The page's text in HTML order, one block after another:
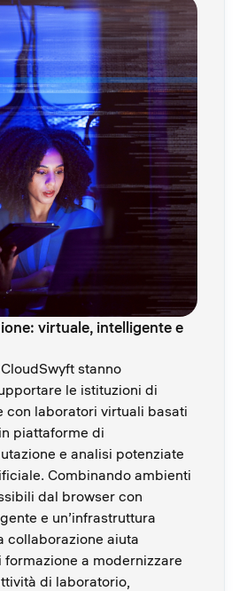
virtuale, intelligente e
stanno
le istituzioni di
con laboratori virtuali basati
piattaforme di
e analisi potenziate
Combinando ambienti
dal browser con
e un’infrastruttura
collaborazione aiuta
a modernizzare
di laboratorio,